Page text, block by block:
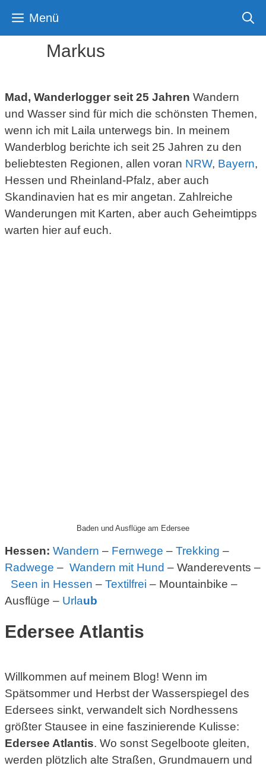
Inhalt Menü
Markus
Mad, Wanderlogger seit 25 Jahren Wandern
und Wasser sind für mich die schönsten Themen,
wenn ich mit Laila unterwegs bin. In meinem
Wanderblog berichte ich seit 25 Jahren zu den
beliebtesten Regionen, allen voran NRW, Bayern,
Hessen und Rheinland-Pfalz, aber auch
Skandinavien hat es mir angetan. Zahlreiche
Wanderungen mit Karten, aber auch Geheimtipps
warten hier auf euch.
Baden und Ausflüge am Edersee
Hessen: Wandern – Fernwege – Trekking –
Radwege – Wandern mit Hund – Wanderevents –
Seen in Hessen – Textilfrei – Mountainbike –
Ausflüge – Urlaub
Edersee Atlantis
Willkommen auf meinem Blog! Wenn im
Spätsommer und Herbst der Wasserspiegel des
Edersees sinkt, verwandelt sich Nordhessens
größter Stausee in eine faszinierende Kulisse:
Edersee Atlantis. Wo sonst Segelboote gleiten,
werden plötzlich alte Straßen, Grundmauern und